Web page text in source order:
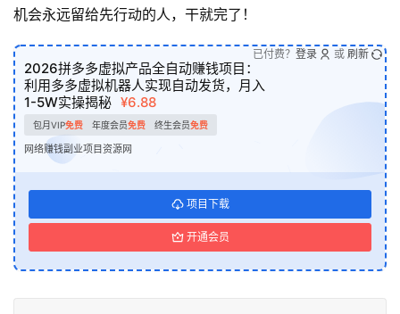
机会永远留给先行动的人，干就完了！
2026拼多多虚拟产品全自动赚钱项目：
利用多多虚拟机器人实现自动发货，月入
1-5W实操揭秘 ¥6.88
包月VIP免费 年度会员免费 终生会员免费
网络赚钱副业项目资源网
项目下载
开通会员
已付费？ 登录 或 刷新